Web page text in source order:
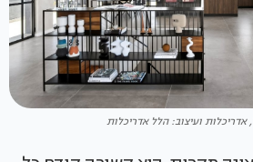
אדריכלות ועיצוב: הלל אדריכלות